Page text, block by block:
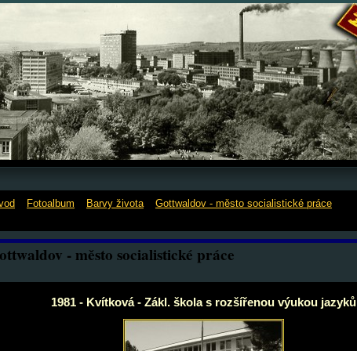
Fotoalbum Barvy života» Gottwaldov - město socialistické práce
- město socialistické práce
1981 - Kvítková - Zákl. škola s rozšířenou výukou jazyků